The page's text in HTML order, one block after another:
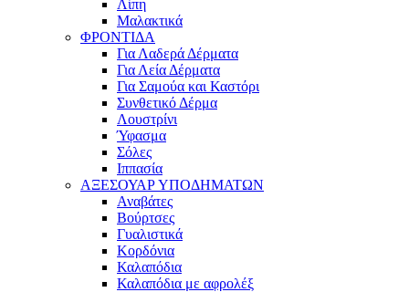
Λίπη
Μαλακτικά
ΦΡΟΝΤΙΔΑ
Για Λαδερά Δέρματα
Για Λεία Δέρματα
Για Σαμούα και Καστόρι
Συνθετικό Δέρμα
Λουστρίνι
Ύφασμα
Σόλες
Ιππασία
ΑΞΕΣΟΥΑΡ ΥΠΟΔΗΜΑΤΩΝ
Αναβάτες
Βούρτσες
Γυαλιστικά
Κορδόνια
Καλαπόδια
Καλαπόδια με αφρολέξ